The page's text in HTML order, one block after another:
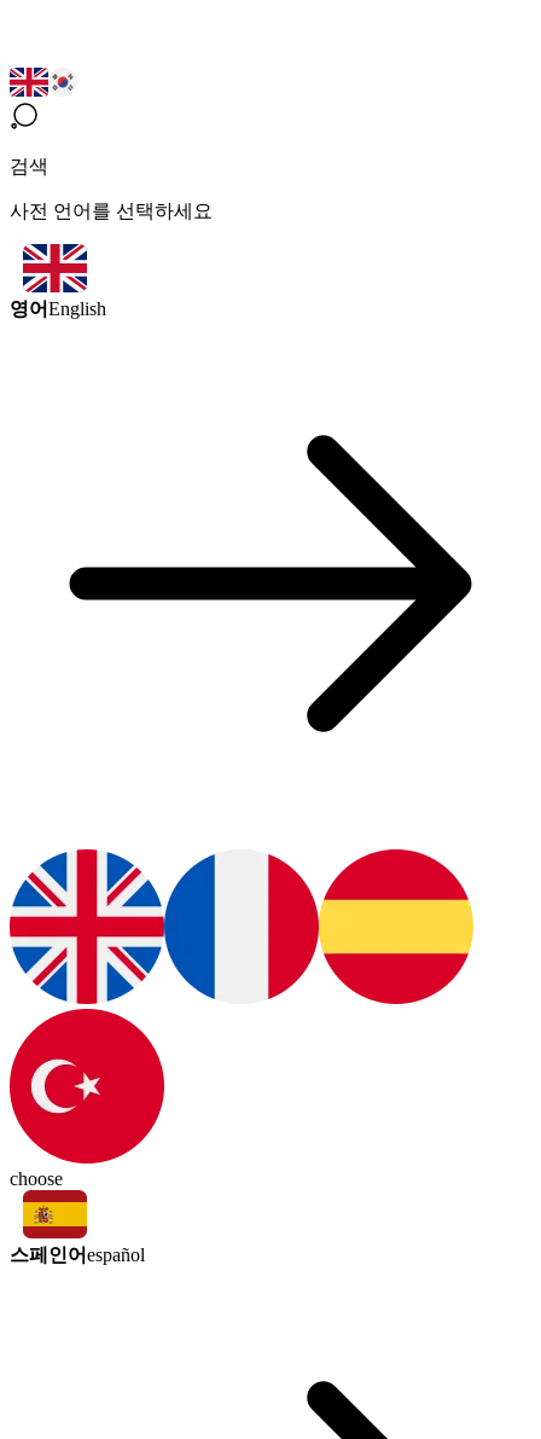
검색
사전 언어를 선택하세요
영어English
choose
스페인어español